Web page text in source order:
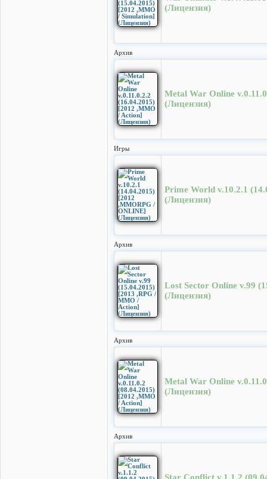
(Лицензия)
Архив
Metal War Online
(Лицензия)
Игры
Prime World v.10.2.1
(Лицензия)
Архив
Lost Sector Online v.99
(Лицензия)
Архив
Metal War Online
(Лицензия)
Архив